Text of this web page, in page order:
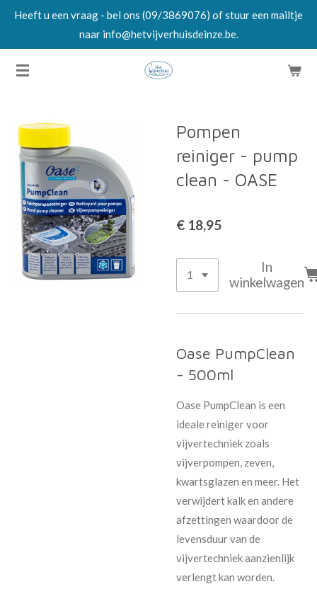
Ga
de
Heeft u een vraag - bel ons (09/3869076) of stuur een mailtje
naar info@hetvijverhuisdeinze.be.
Pompen
reiniger - pump
clean - OASE
€ 18,95
In
winkelwagen
Oase PumpClean
- 500ml
Oase PumpClean is een
ideale reiniger voor
vijvertechniek zoals
vijverpompen, zeven,
kwartsglazen en meer. Het
verwijdert kalk en andere
afzettingen waardoor de
levensduur van de
vijvertechniek aanzienlijk
verlengt kan worden.